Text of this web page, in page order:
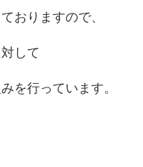
おりますので、
して
を行っています。